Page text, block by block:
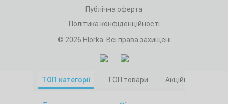
Публічна оферта
Політика конфіденційності
© 2026 Hlorka. Всі права захищені
ТОП категорії ТОП товари Акційні товари